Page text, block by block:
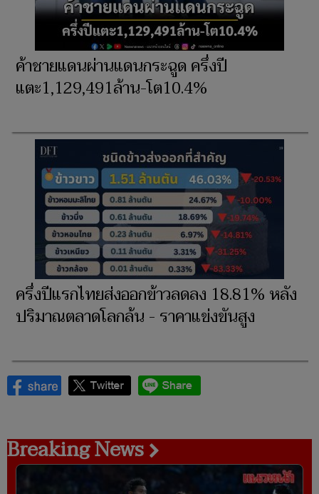
ค้าชายแดนผ่านแดนกระฉูด ครึ่งปี
แตะ1,129,491ล้าน-โต10.4%
ครึ่งปีแรกไทยส่งออกข้าวลดลง 18.81% หลัง
ปริมาณตลาดโลกล้น - ราคาแข่งขันสูง
Breaking News